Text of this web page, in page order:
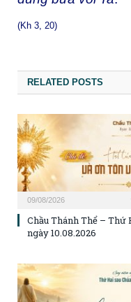
(Kh 3, 20)
RELATED POSTS
09/08/2026
Chầu Thánh Thể – Thứ
ngày 10.08.2026